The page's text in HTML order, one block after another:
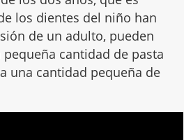
los dientes del niño han
de un adulto, pueden
cantidad de pasta
una cantidad pequeña de